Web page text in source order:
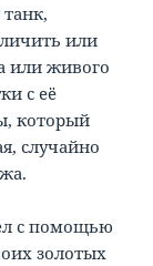
или
или живого
с её
который
случайно
с помощью
золотых